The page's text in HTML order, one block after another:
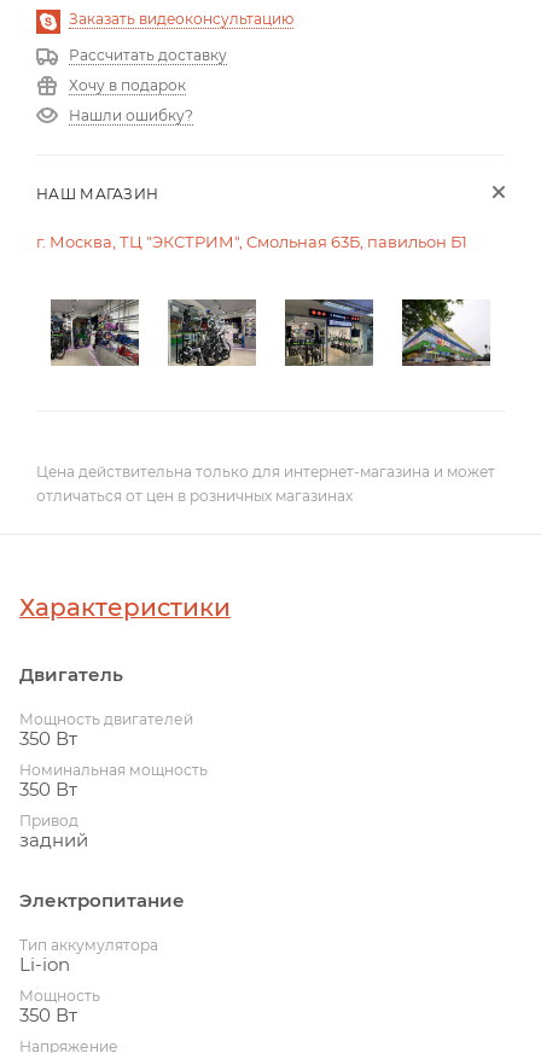
Заказать видеоконсультацию
Рассчитать доставку
Хочу в подарок
Нашли ошибку?
НАШ МАГАЗИН
г. Москва, ТЦ "ЭКСТРИМ", Смольная 63Б, павильон Б1
Цена действительна только для интернет-магазина и может
отличаться от цен в розничных магазинах
Характеристики
Двигатель
Мощность двигателей
350 Вт
Номинальная мощность
350 Вт
Привод
задний
Электропитание
Тип аккумулятора
Li-ion
Мощность
350 Вт
Напряжение